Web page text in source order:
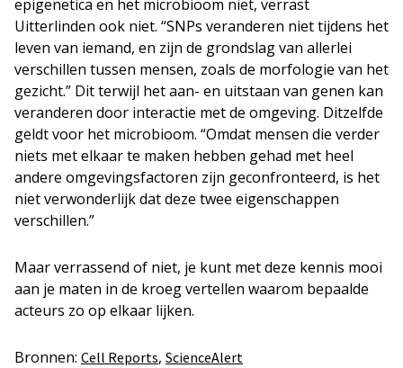
epigenetica en het microbioom niet, verrast
Uitterlinden ook niet. “SNPs veranderen niet tijdens het
leven van iemand, en zijn de grondslag van allerlei
verschillen tussen mensen, zoals de morfologie van het
gezicht.” Dit terwijl het aan- en uitstaan van genen kan
veranderen door interactie met de omgeving. Ditzelfde
geldt voor het microbioom. “Omdat mensen die verder
niets met elkaar te maken hebben gehad met heel
andere omgevingsfactoren zijn geconfronteerd, is het
niet verwonderlijk dat deze twee eigenschappen
verschillen.”
Maar verrassend of niet, je kunt met deze kennis mooi
aan je maten in de kroeg vertellen waarom bepaalde
acteurs zo op elkaar lijken.
Bronnen: Cell Reports, ScienceAlert